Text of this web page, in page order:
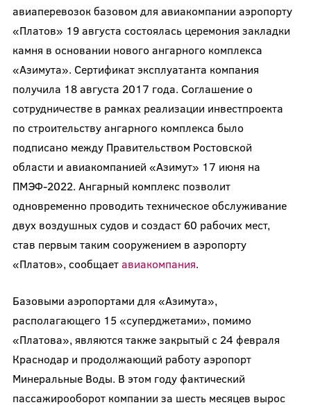
авиаперевозок базовом для авиакомпании аэропорту
«Платов» 19 августа состоялась церемония закладки
камня в основании нового ангарного комплекса
«Азимута». Сертификат эксплуатанта компания
получила 18 августа 2017 года. Соглашение о
сотрудничестве в рамках реализации инвестпроекта
по строительству ангарного комплекса было
подписано между Правительством Ростовской
области и авиакомпанией «Азимут» 17 июня на
ПМЭФ-2022. Ангарный комплекс позволит
одновременно проводить техническое обслуживание
двух воздушных судов и создаст 60 рабочих мест,
став первым таким сооружением в аэропорту
«Платов», сообщаетавиакомпания.
Базовыми аэропортами для «Азимута»,
располагающего 15 «суперджетами», помимо
«Платова», являются также закрытый с 24 февраля
Краснодар и продолжающий работу аэропорт
Минеральные Воды. В этом году фактический
пассажирооборот компании за шесть месяцев вырос